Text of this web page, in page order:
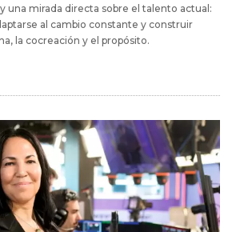
una mirada directa sobre el talento actual:
al cambio constante y construir
la cocreación y el propósito.